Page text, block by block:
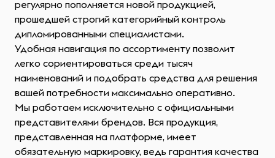
регулярно пополняется новой продукцией,
прошедшей строгий категорийный контроль
дипломированными специалистами.
Удобная навигация по ассортименту позволит
легко сориентироваться среди тысяч
наименований и подобрать средства для решения
вашей потребности максимально оперативно.
Мы работаем исключительно с официальными
представителями брендов. Вся продукция,
представленная на платформе, имеет
обязательную маркировку, ведь гарантия качества